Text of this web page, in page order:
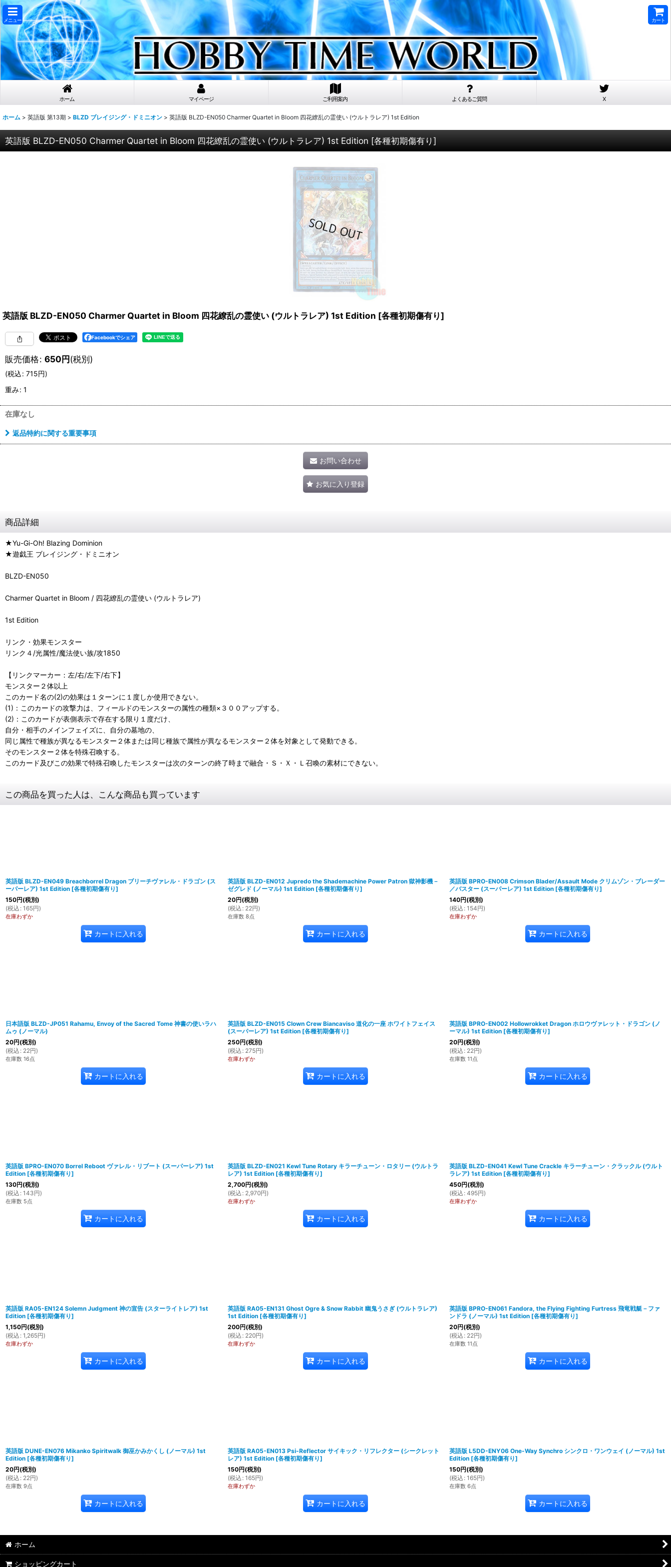
メニュー カート
ホーム マイページ ご利用案内 よくあるご質問 X
ホーム > 英語版 第13期 > BLZD ブレイジング・ドミニオン > 英語版 BLZD-EN050 Charmer Quartet in Bloom 四花繚乱の霊使い (ウルトラレア) 1st Edition
英語版 BLZD-EN050 Charmer Quartet in Bloom 四花繚乱の霊使い (ウルトラレア) 1st Edition [各種初期傷有り]
英語版 BLZD-EN050 Charmer Quartet in Bloom 四花繚乱の霊使い (ウルトラレア) 1st Edition [各種初期傷有り]
Facebookでシェア
販売価格: 650円(税別)
(税込: 715円)
重み: 1
在庫なし
返品特約に関する重要事項
お問い合わせ
お気に入り登録
商品詳細
★Yu-Gi-Oh! Blazing Dominion
★遊戯王 ブレイジング・ドミニオン
BLZD-EN050
Charmer Quartet in Bloom / 四花繚乱の霊使い (ウルトラレア)
1st Edition
リンク・効果モンスター
リンク４/光属性/魔法使い族/攻1850
【リンクマーカー：左/右/左下/右下】
モンスター２体以上
このカード名の(2)の効果は１ターンに１度しか使用できない。
(1)：このカードの攻撃力は、フィールドのモンスターの属性の種類×３００アップする。
(2)：このカードが表側表示で存在する限り１度だけ、
自分・相手のメインフェイズに、自分の墓地の、
同じ属性で種族が異なるモンスター２体または同じ種族で属性が異なるモンスター２体を対象として発動できる。
そのモンスター２体を特殊召喚する。
このカード及びこの効果で特殊召喚したモンスターは次のターンの終了時まで融合・Ｓ・Ｘ・Ｌ召喚の素材にできない。
この商品を買った人は、こんな商品も買っています
英語版 BLZD-EN049 Breachborrel Dragon ブリーチヴァレル・ドラゴン (ス
ーパーレア) 1st Edition [各種初期傷有り]
150円(税別)
(税込 : 165円)
在庫わずか
カートに入れる
英語版 BLZD-EN012 Jupredo the Shademachine Power Patron 獄神影機－
ゼグレド (ノーマル) 1st Edition [各種初期傷有り]
20円(税別)
(税込 : 22円)
在庫数 8点
カートに入れる
英語版 BPRO-EN008 Crimson Blader/Assault Mode クリムゾン・ブレーダー
／バスター (スーパーレア) 1st Edition [各種初期傷有り]
140円(税別)
(税込 : 154円)
在庫わずか
カートに入れる
日本語版 BLZD-JP051 Rahamu, Envoy of the Sacred Tome 神書の使いラハ
ムゥ (ノーマル)
20円(税別)
(税込 : 22円)
在庫数 16点
カートに入れる
英語版 BLZD-EN015 Clown Crew Biancaviso 道化の一座 ホワイトフェイス
(スーパーレア) 1st Edition [各種初期傷有り]
250円(税別)
(税込 : 275円)
在庫わずか
カートに入れる
英語版 BPRO-EN002 Hollowrokket Dragon ホロウヴァレット・ドラゴン (ノ
ーマル) 1st Edition [各種初期傷有り]
20円(税別)
(税込 : 22円)
在庫数 11点
カートに入れる
英語版 BPRO-EN070 Borrel Reboot ヴァレル・リブート (スーパーレア) 1st
Edition [各種初期傷有り]
130円(税別)
(税込 : 143円)
在庫数 5点
カートに入れる
英語版 BLZD-EN021 Kewl Tune Rotary キラーチューン・ロタリー (ウルトラ
レア) 1st Edition [各種初期傷有り]
2,700円(税別)
(税込 : 2,970円)
在庫わずか
カートに入れる
英語版 BLZD-EN041 Kewl Tune Crackle キラーチューン・クラックル (ウルト
ラレア) 1st Edition [各種初期傷有り]
450円(税別)
(税込 : 495円)
在庫わずか
カートに入れる
英語版 RA05-EN124 Solemn Judgment 神の宣告 (スターライトレア) 1st
Edition [各種初期傷有り]
1,150円(税別)
(税込 : 1,265円)
在庫わずか
カートに入れる
英語版 RA05-EN131 Ghost Ogre & Snow Rabbit 幽鬼うさぎ (ウルトラレア)
1st Edition [各種初期傷有り]
200円(税別)
(税込 : 220円)
在庫わずか
カートに入れる
英語版 BPRO-EN061 Fandora, the Flying Fighting Furtress 飛竜戦艇－ファ
ンドラ (ノーマル) 1st Edition [各種初期傷有り]
20円(税別)
(税込 : 22円)
在庫数 11点
カートに入れる
英語版 DUNE-EN076 Mikanko Spiritwalk 御巫かみかくし (ノーマル) 1st
Edition [各種初期傷有り]
20円(税別)
(税込 : 22円)
在庫数 9点
カートに入れる
英語版 RA05-EN013 Psi-Reflector サイキック・リフレクター (シークレット
レア) 1st Edition [各種初期傷有り]
150円(税別)
(税込 : 165円)
在庫わずか
カートに入れる
英語版 L5DD-ENY06 One-Way Synchro シンクロ・ワンウェイ (ノーマル) 1st
Edition [各種初期傷有り]
150円(税別)
(税込 : 165円)
在庫数 6点
カートに入れる
ホーム
ショッピングカート